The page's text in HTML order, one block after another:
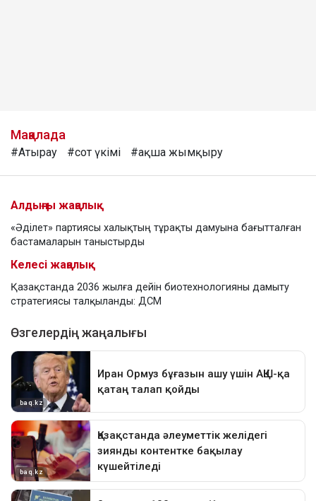
Мақалада
#Атырау #сот үкімі #ақша жымқыру
Алдыңғы жаңалық
«Әділет» партиясы халықтың тұрақты дамуына бағытталған
бастамаларын таныстырды
Келесі жаңалық
Қазақстанда 2036 жылға дейін биотехнологияны дамыту
стратегиясы талқыланды: ДСМ